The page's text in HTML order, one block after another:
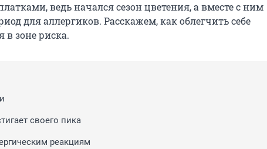
ведь начался сезон цветения, а вместе с ним
для аллергиков. Расскажем, как облегчить себе
в зоне риска.
своего пика
реакциям